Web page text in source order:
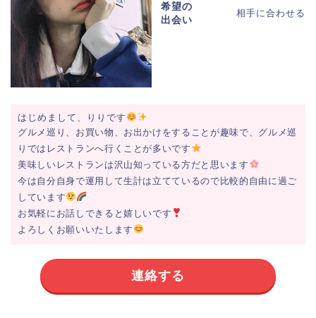
希望の
出会い
相手に合わせる
はじめまして、りりです
グルメ巡り、お買い物、お出かけをすることが趣味で、グルメ巡
りではレストランへ行くことが多いです
美味しいレストランは沢山知っている方だと思います
今は自分自身で運用して生計は立てているので比較的自由に過ご
しています
お気軽にお話しできると嬉しいです
よろしくお願いいたします
連絡する